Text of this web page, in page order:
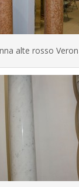
alte rosso